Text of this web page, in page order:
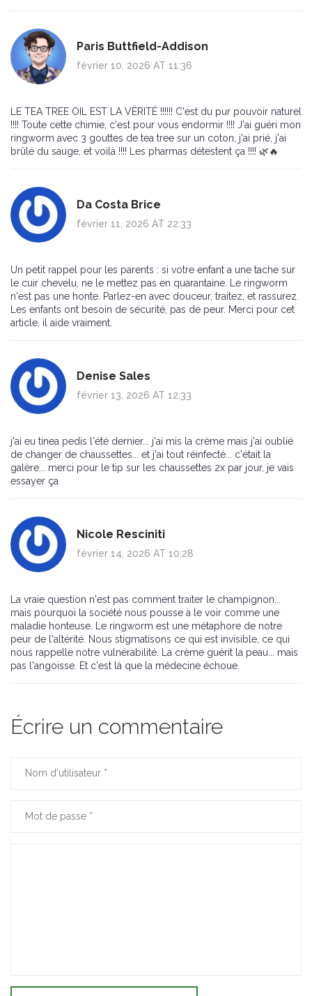
Paris Buttfield-Addison
février 10, 2026 AT 11:36
LE TEA TREE OIL EST LA VÉRITÉ !!!!!! C'est du pur pouvoir naturel
!!!! Toute cette chimie, c'est pour vous endormir !!!! J'ai guéri mon
ringworm avec 3 gouttes de tea tree sur un coton, j'ai prié, j'ai
brûlé du sauge, et voilà !!!! Les pharmas détestent ça !!!! 🌿🔥
Da Costa Brice
février 11, 2026 AT 22:33
Un petit rappel pour les parents : si votre enfant a une tache sur
le cuir chevelu, ne le mettez pas en quarantaine. Le ringworm
n'est pas une honte. Parlez-en avec douceur, traitez, et rassurez.
Les enfants ont besoin de sécurité, pas de peur. Merci pour cet
article, il aide vraiment.
Denise Sales
février 13, 2026 AT 12:33
j'ai eu tinea pedis l'été dernier... j'ai mis la crème mais j'ai oublié
de changer de chaussettes... et j'ai tout réinfecté... c'était la
galère... merci pour le tip sur les chaussettes 2x par jour, je vais
essayer ça
Nicole Resciniti
février 14, 2026 AT 10:28
La vraie question n'est pas comment traiter le champignon...
mais pourquoi la société nous pousse à le voir comme une
maladie honteuse. Le ringworm est une métaphore de notre
peur de l'altérité. Nous stigmatisons ce qui est invisible, ce qui
nous rappelle notre vulnérabilité. La crème guérit la peau... mais
pas l'angoisse. Et c'est là que la médecine échoue.
Écrire un commentaire